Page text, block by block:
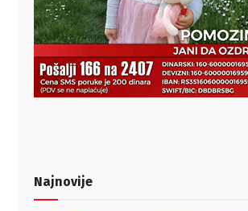
Najnovije